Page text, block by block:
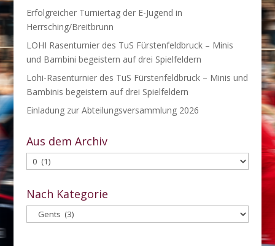
Erfolgreicher Turniertag der E-Jugend in
Herrsching/Breitbrunn
LOHI Rasenturnier des TuS Fürstenfeldbruck – Minis
und Bambini begeistern auf drei Spielfeldern
Lohi-Rasenturnier des TuS Fürstenfeldbruck – Minis und
Bambinis begeistern auf drei Spielfeldern
Einladung zur Abteilungsversammlung 2026
Aus dem Archiv
Aus
dem
Archiv
Nach Kategorie
Nach
Kategorie